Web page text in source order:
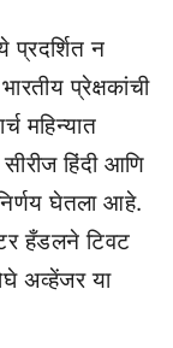
प्रदर्शित न
प्रेक्षकांची
महिन्यात
हिंदी आणि
घेतला आहे.
हँडलने टिवट
अव्हेंजर या